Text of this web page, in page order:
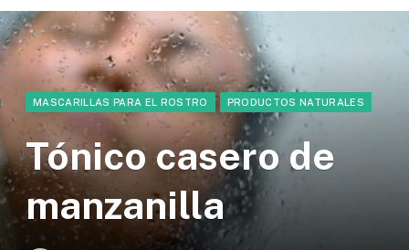
MASCARILLAS PARA EL ROSTRO PRODUCTOS NATURALES
Tónico casero de
manzanilla